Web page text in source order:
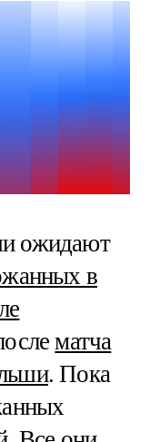
ожидают
в
матча
. Пока